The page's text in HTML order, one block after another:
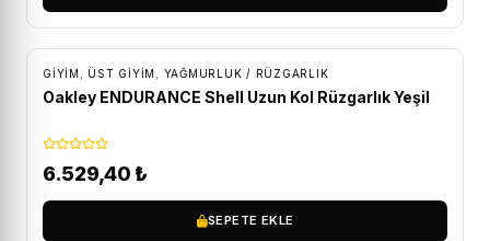
GİYİM ÜST GIYIM YAĞMURLUK / RÜZGARLIK
Oakley ENDURANCE Shell Uzun Kol Rüzgarlık Yeşil
6.529,40 ₺
SEPETE EKLE